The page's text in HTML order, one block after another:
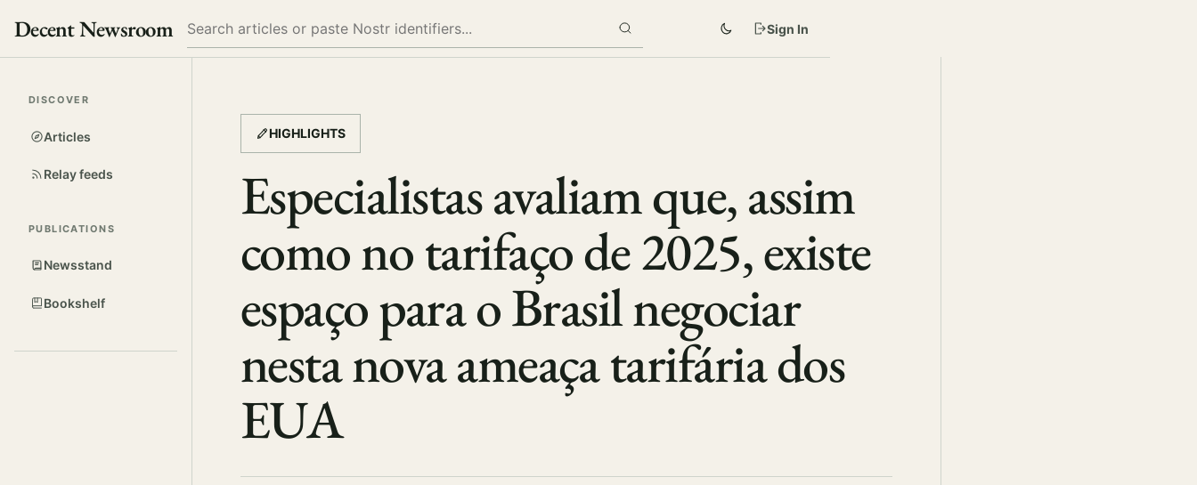
Decent Newsroom Search Sign In
DISCOVER
Articles
Relay feeds
PUBLICATIONS
Newsstand
Bookshelf
HIGHLIGHTS
Especialistas avaliam que, assim
como no tarifaço de 2025, existe
espaço para o Brasil negociar
nesta nova ameaça tarifária dos
EUA